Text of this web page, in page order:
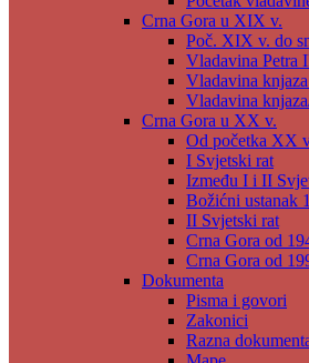
Crna Gora u XIX v.
Poč. XIX v. do
Vladavina Petra
Vladavina
Vladavina
Crna Gora u XX v.
Od početka XX
I Svjetski rat
Između I i II
Božićni ustanak
II Svjetski rat
Crna Gora od
Crna Gora od
Dokumenta
Pisma i govori
Zakonici
Razna